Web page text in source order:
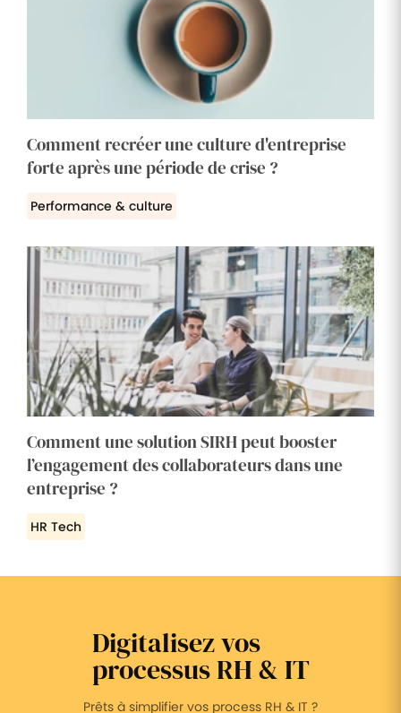
Comment recréer une culture d'entreprise
forte après une période de crise ?
Performance & culture
Comment une solution SIRH peut booster
l’engagement des collaborateurs dans une
entreprise ?
HR Tech
Digitalisez vos
processus RH & IT
Prêts à simplifier vos process RH & IT ?